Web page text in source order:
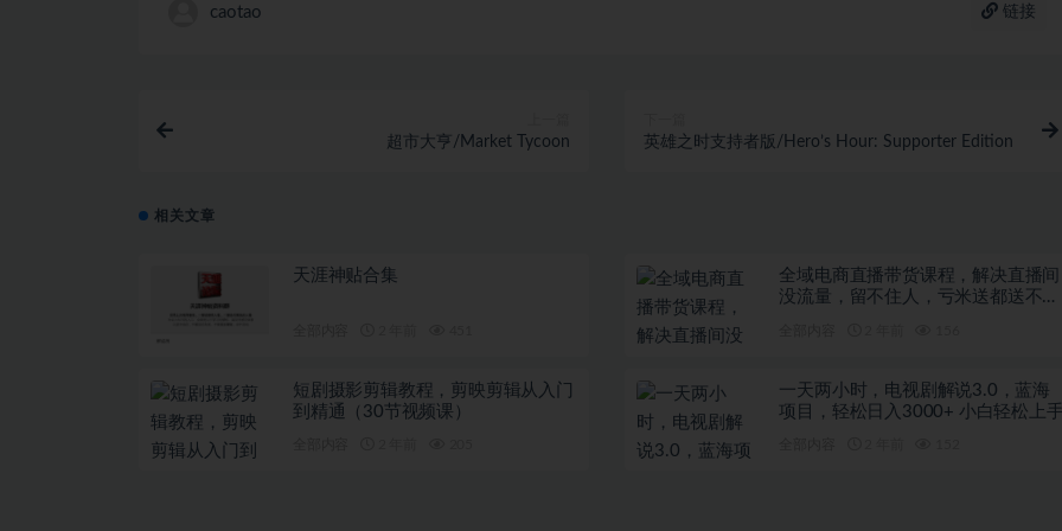
caotao 链接
超市大亨/Market Tycoon 英雄之时支持者版/Hero’s Hour: Supporter Edition
相关文章
天涯神贴合集
全域电商直播带货课程，解决直播间
没流量，留不住人，亏米送都送不出
短剧摄影剪辑教程，剪映剪辑从入门
到精通（30节视频课）
一天两小时，电视剧解说3.0，蓝海
项目，轻松日入3000+ 小白轻松上手